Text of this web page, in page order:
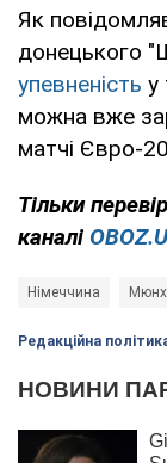
Як
донецького
упевненість у
можна вже
матчі Євро-
Тільки
каналі
Німеччина
Редакційна